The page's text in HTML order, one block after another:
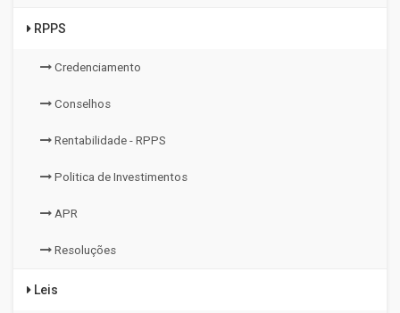
RPPS
Credenciamento
Conselhos
Rentabilidade - RPPS
Politica de Investimentos
APR
Resoluções
Leis